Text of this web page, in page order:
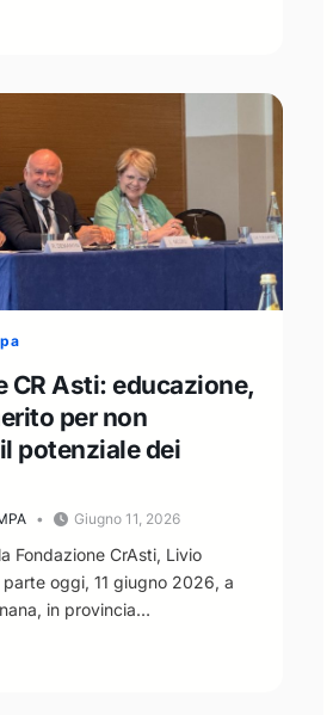
CR Asti: educazione,
per non
potenziale dei
Giugno 11, 2026
Fondazione CrAsti, Livio
oggi, 11 giugno 2026, a
in provincia…